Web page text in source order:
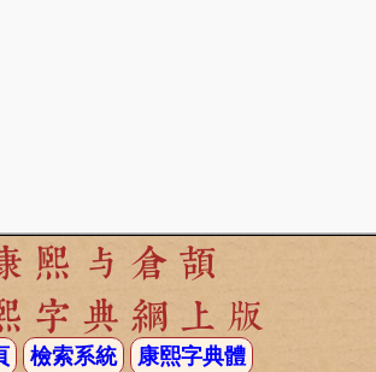
熙与倉頡
字典網上版
檢索系統 康熙字典體